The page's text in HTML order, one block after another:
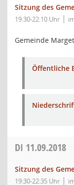
Sitzung des
19:30-22:10 Uhr
Gemeinde
Öffentliche
DI 11.09.2018
Sitzung des
19:30-22:35 Uhr